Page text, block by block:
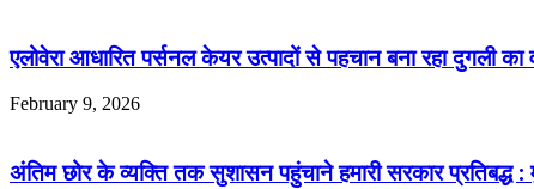
एलोवेरा आधारित पर्सनल केयर उत्पादों से पहचान बना रहा दुगली
February 9, 2026
अंतिम छोर के व्यक्ति तक सुशासन पहुंचाने हमारी सरकार प्रतिबद्ध :